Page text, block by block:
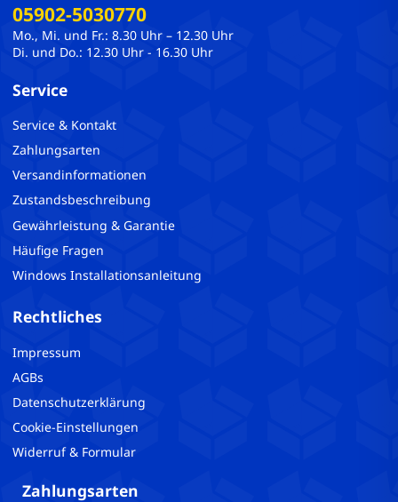
05902-5030770
Mo., Mi. und Fr.: 8.30 Uhr – 12.30 Uhr
Di. und Do.: 12.30 Uhr - 16.30 Uhr
Service
Service & Kontakt
Zahlungsarten
Versandinformationen
Zustandsbeschreibung
Gewährleistung & Garantie
Häufige Fragen
Windows Installationsanleitung
Rechtliches
Impressum
AGBs
Datenschutzerklärung
Cookie-Einstellungen
Widerruf & Formular
Zahlungsarten